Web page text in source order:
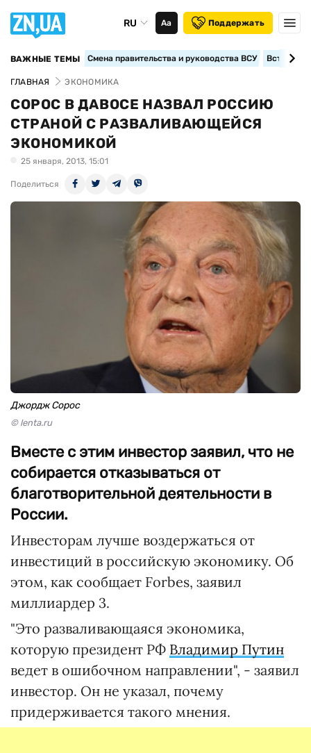
RU Аа Поддержать
ВАЖНЫЕ ТЕМЫ Смена правительства и руководства ВСУ
ГЛАВНАЯ ЭКОНОМИКА
СОРОС В ДАВОСЕ НАЗВАЛ РОССИЮ
СТРАНОЙ С РАЗВАЛИВАЮЩЕЙСЯ
ЭКОНОМИКОЙ
25 января, 2013, 15:01
Поделиться
Джордж Сорос
© lenta.ru
Вместе с этим инвестор заявил, что не
собирается отказываться от
благотворительной деятельности в
России.
Инвесторам лучше воздержаться от
инвестиций в российскую экономику. Об
этом, как сообщает Forbes, заявил
миллиардер 3.
"Это разваливающаяся экономика,
которую президент РФ Владимир Путин
ведет в ошибочном направлении", - заявил
инвестор. Он не указал, почему
придерживается такого мнения.